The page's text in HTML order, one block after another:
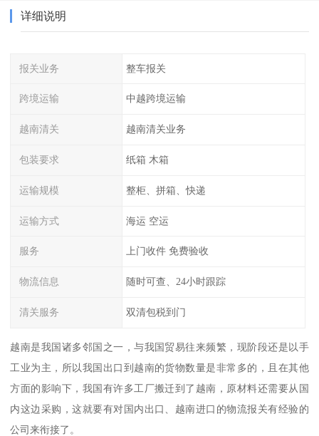
详细说明
报关业务 整车报关
跨境运输 中越跨境运输
越南清关 越南清关业务
包装要求 纸箱 木箱
运输规模 整柜、拼箱、快递
运输方式 海运 空运
服务 上门收件 免费验收
物流信息 随时可查、24小时跟踪
清关服务 双清包税到门
越南是我国诸多邻国之一，与我国贸易往来频繁，现阶段还是以手
工业为主，所以我国出口到越南的货物数量是非常多的，且在其他
方面的影响下，我国有许多工厂搬迁到了越南，原材料还需要从国
内这边采购，这就要有对国内出口、越南进口的物流报关有经验的
公司来衔接了。